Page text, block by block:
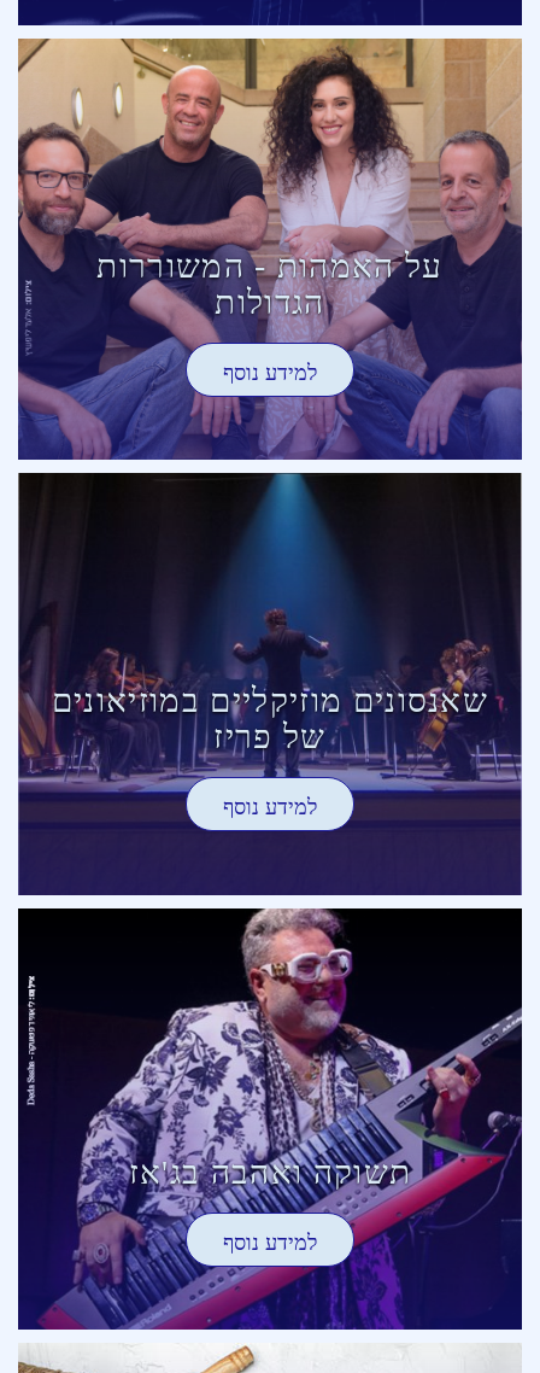
על האמהות - המשוררות
הגדולות
למידע נוסף
שאנסונים מוזיקליים במוזיאונים
של פריז
למידע נוסף
תשוקה ואהבה בג'אז
למידע נוסף